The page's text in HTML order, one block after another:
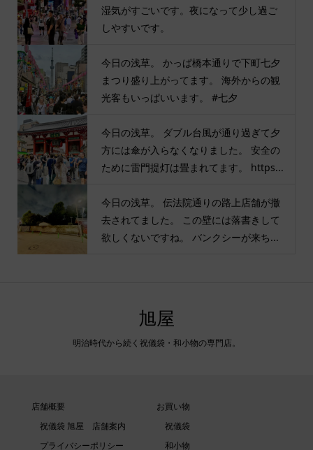
湿気がすごいです。夜になって少し過ご
しやすいです。
今日の浅草。 かっぱ橋本通りで下町七夕
まつり盛り上がってます。 海外からの観
光客もいっぱいいます。 #七夕
今日の浅草。 ダブル台風が通り過ぎて夕
方には傘が入らなくなりました。 安全の
ために雷門提灯は畳まれてます。 https...
今日の浅草。 伝法院通りの路上店舗が撤
去されてました。 この壁には落書きして
欲しくないですね。 バンクシーが来ち...
旭屋
明治時代から続く祝儀袋・和小物の専門店。
店舗概要
祝儀袋 旭屋 店舗案内
プライバシーポリシー
お買い物
祝儀袋
和小物